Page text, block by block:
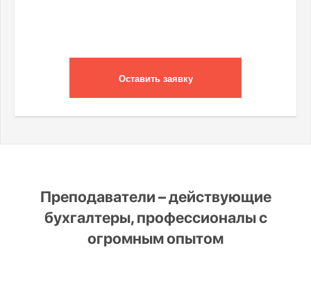
Оставить заявку
Преподаватели – действующие
бухгалтеры, профессионалы с
огромным опытом